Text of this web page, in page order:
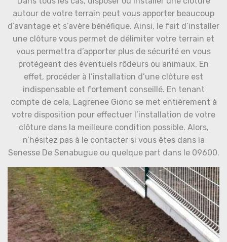
autour de votre terrain peut vous apporter beaucoup
d’avantage et s’avère bénéfique. Ainsi, le fait d’installer
une clôture vous permet de délimiter votre terrain et
vous permettra d’apporter plus de sécurité en vous
protégeant des éventuels rôdeurs ou animaux. En
effet, procéder à l’installation d’une clôture est
indispensable et fortement conseillé. En tenant
compte de cela, Lagrenee Giono se met entièrement à
votre disposition pour effectuer l’installation de votre
clôture dans la meilleure condition possible. Alors,
n’hésitez pas à le contacter si vous êtes dans la
Senesse De Senabugue ou quelque part dans le 09600.